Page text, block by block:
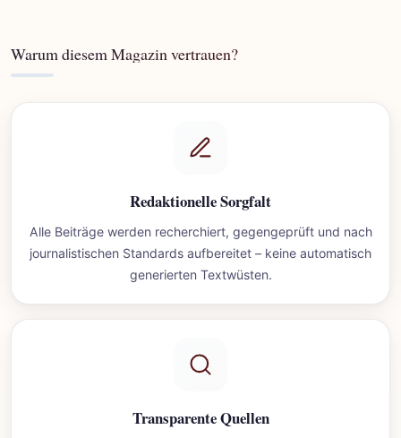
Warum diesem Magazin vertrauen?
Redaktionelle Sorgfalt
Alle Beiträge werden recherchiert, gegengeprüft und nach
journalistischen Standards aufbereitet – keine automatisch
generierten Textwüsten.
Transparente Quellen